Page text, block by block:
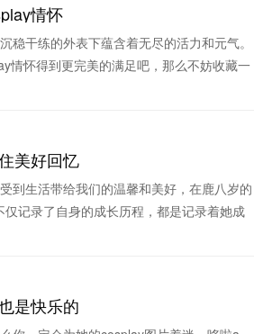
情怀
干练的外表下蕴含着无尽的活力和元气。
情怀得到更完美的满足吧，那么不妨收藏一
美好回忆
到生活带给我们的温馨和美好，在鹿八岁的
记录了自身的成长历程，都是记录着她成
是快乐的